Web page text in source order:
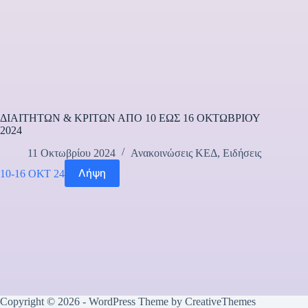
ΔΙΑΙΤΗΤΩΝ & ΚΡΙΤΩΝ ΑΠΟ 10 ΕΩΣ 16 ΟΚΤΩΒΡΙΟΥ
2024
11 Οκτωβρίου 2024
Ανακοινώσεις ΚΕΔ, Ειδήσεις
10-16 ΟΚΤ 24
Λήψη
Copyright © 2026 - WordPress Theme by CreativeThemes